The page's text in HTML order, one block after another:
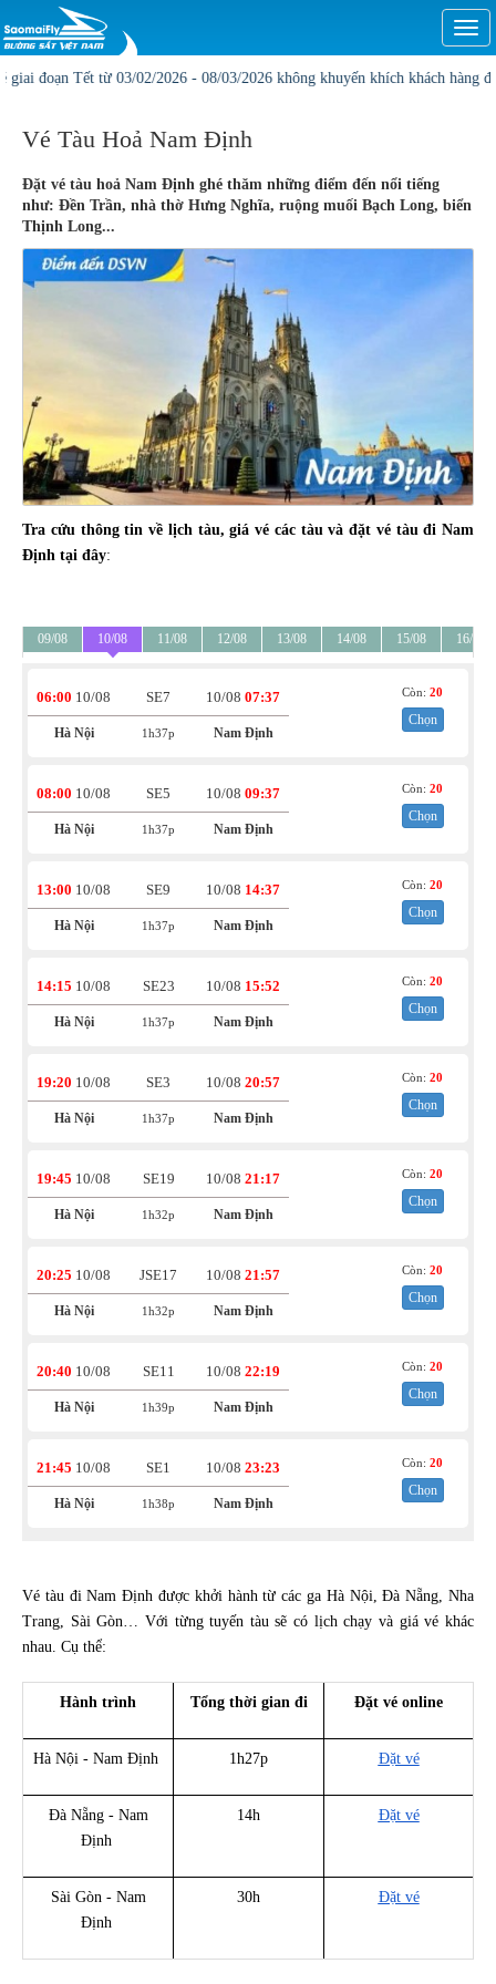
Tết từ 03/02/2026 - 08/03/2026 không khuyến khích khách hàng đặt
Vé Tàu Hoả Nam Định
Đặt vé tàu hoả Nam Định ghé thăm những điểm đến nổi tiếng
như: Đền Trần, nhà thờ Hưng Nghĩa, ruộng muối Bạch Long, biển
Thịnh Long...
Tra cứu thông tin về lịch tàu, giá vé các tàu và đặt vé tàu đi Nam
Định tại đây:
09/08 10/08 11/08 12/08 13/08 14/08 15/08 16/08
06:00 10/08
Hà Nội
SE7
1h37p
10/08 07:37
Nam Định
Còn:20
Chọn
08:00 10/08
Hà Nội
SE5
1h37p
10/08 09:37
Nam Định
Còn:20
Chọn
13:00 10/08
Hà Nội
SE9
1h37p
10/08 14:37
Nam Định
Còn:20
Chọn
14:15 10/08
Hà Nội
SE23
1h37p
10/08 15:52
Nam Định
Còn:20
Chọn
19:20 10/08
Hà Nội
SE3
1h37p
10/08 20:57
Nam Định
Còn:20
Chọn
19:45 10/08
Hà Nội
SE19
1h32p
10/08 21:17
Nam Định
Còn:20
Chọn
20:25 10/08
Hà Nội
JSE17
1h32p
10/08 21:57
Nam Định
Còn:20
Chọn
20:40 10/08
Hà Nội
SE11
1h39p
10/08 22:19
Nam Định
Còn:20
Chọn
21:45 10/08
Hà Nội
SE1
1h38p
10/08 23:23
Nam Định
Còn:20
Chọn
Vé tàu đi Nam Định được khởi hành từ các ga Hà Nội, Đà Nẵng, Nha
Trang, Sài Gòn… Với từng tuyến tàu sẽ có lịch chạy và giá vé khác
nhau. Cụ thể:
Hành trình Tổng thời gian đi Đặt vé online
Hà Nội - Nam Định 1h27p Đặt vé
Đà Nẵng - Nam
Định
14h Đặt vé
Sài Gòn - Nam
Định
30h Đặt vé